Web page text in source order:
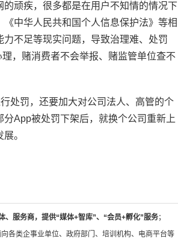
顽疾，很多都是在用户不知情的情况下
中华人民共和国个人信息保护法》等相
不足等现实问题，导致治理难、处罚
，赌消费者不会举报、赌监管单位查不
处罚，还要加大对公司法人、高管的个
App被处罚下架后，就换个公司重新上
。
、服务商，提供“媒体+智库”、“会员+孵化”服务；
向各类企事业单位、政府部门、培训机构、电商平台等